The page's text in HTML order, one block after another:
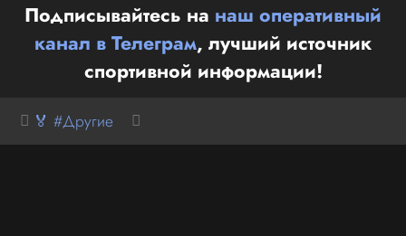
Подписывайтесь на наш оперативный
канал в Телеграм, лучший источник
спортивной информации!
🏅 #Другие